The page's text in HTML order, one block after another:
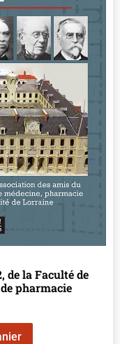
de la Faculté de
pharmacie